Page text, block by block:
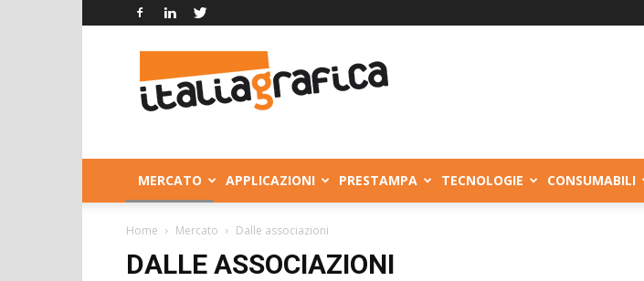
Grafica
MERCATO APPLICAZIONI PRESTAMPA TECNOLOGIE CONSUMABILI
Home Mercato Dalle associazioni
DALLE ASSOCIAZIONI